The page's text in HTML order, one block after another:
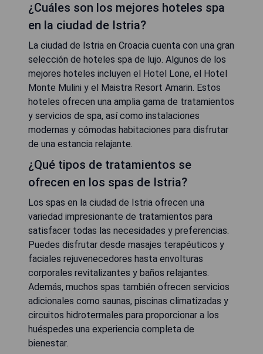
¿Cuáles son los mejores hoteles spa
en la ciudad de Istria?
La ciudad de Istria en Croacia cuenta con una gran
selección de hoteles spa de lujo. Algunos de los
mejores hoteles incluyen el Hotel Lone, el Hotel
Monte Mulini y el Maistra Resort Amarin. Estos
hoteles ofrecen una amplia gama de tratamientos
y servicios de spa, así como instalaciones
modernas y cómodas habitaciones para disfrutar
de una estancia relajante.
¿Qué tipos de tratamientos se
ofrecen en los spas de Istria?
Los spas en la ciudad de Istria ofrecen una
variedad impresionante de tratamientos para
satisfacer todas las necesidades y preferencias.
Puedes disfrutar desde masajes terapéuticos y
faciales rejuvenecedores hasta envolturas
corporales revitalizantes y baños relajantes.
Además, muchos spas también ofrecen servicios
adicionales como saunas, piscinas climatizadas y
circuitos hidrotermales para proporcionar a los
huéspedes una experiencia completa de
bienestar.